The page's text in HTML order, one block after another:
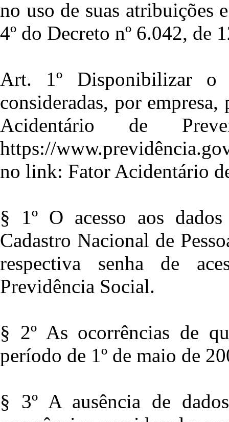
no uso de suas atribuições
4º do Decreto nº 6.042, de
Art. 1º Disponibilizar o
consideradas, por
Acidentário de
https://
no link: Fator Acidentário
§ 1º O acesso aos
Cadastro Nacional de
respectiva senha de
Previdência Social.
§ 2º As ocorrências de
período de 1º de maio de
§ 3º A ausência de